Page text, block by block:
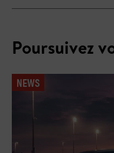
Poursuivez
NEWS